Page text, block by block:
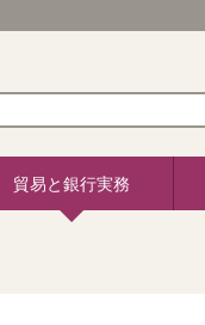
貿易と銀行実務